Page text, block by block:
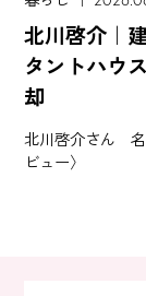
北川啓介｜
タントハウ
却
北川啓介さん 名
ビュー〉